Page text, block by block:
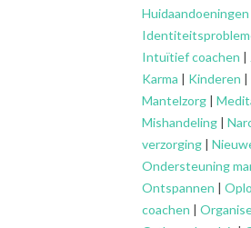
Huidaandoeningen
Intuïtief coachen |
Karma | Kinderen |
Mantelzorg |
Mishandeling |
verzorging |
Ondersteuning
Ontspannen |
coachen |